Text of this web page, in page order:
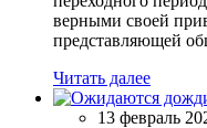
верными своей
представляющей
Читать далее
13 февраль